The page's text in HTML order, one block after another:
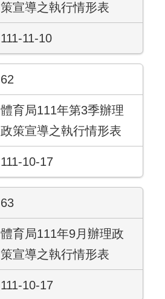
策宣導之執行情形表
111-11-10
62
體育局111年第3季辦理
政策宣導之執行情形表
111-10-17
63
體育局111年9月辦理政
策宣導之執行情形表
111-10-17